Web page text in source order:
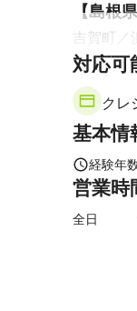
力には自
夏の時期
無料で現
是非口コ
ご気軽に
【島根県
吉賀町
安来市
【山口県
和木町
上関町
下関市
【岡山県
井原市
対応可
クレ
基本情
経験年
営業時
全日